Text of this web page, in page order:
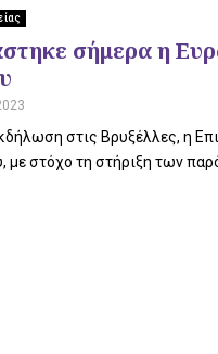
σήμερα η
στις Βρυξέλλες, η
με στόχο τη στήριξη των